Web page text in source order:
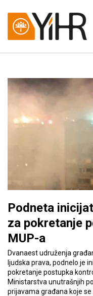
Podneta
za pokretanje
MUP-a
Dvanaest udruženja
ljudska prava, podnelo je
pokretanje postupka
Ministarstva unutrašnjih
prijavama građana koje